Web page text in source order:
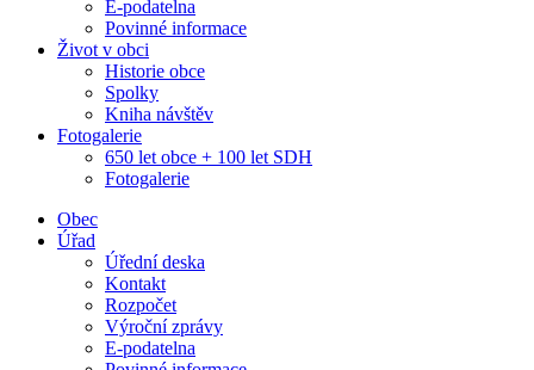
E-podatelna
Povinné informace
Život v obci
Historie obce
Spolky
Kniha návštěv
Fotogalerie
650 let obce + 100 let SDH
Fotogalerie
Obec
Úřad
Úřední deska
Kontakt
Rozpočet
Výroční zprávy
E-podatelna